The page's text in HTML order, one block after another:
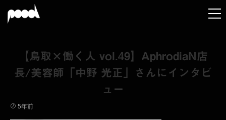
【鳥取×働く人 vol.49】AphrodiaN店
長/美容師「中野 光正」さんにインタビ
ュー
5年前